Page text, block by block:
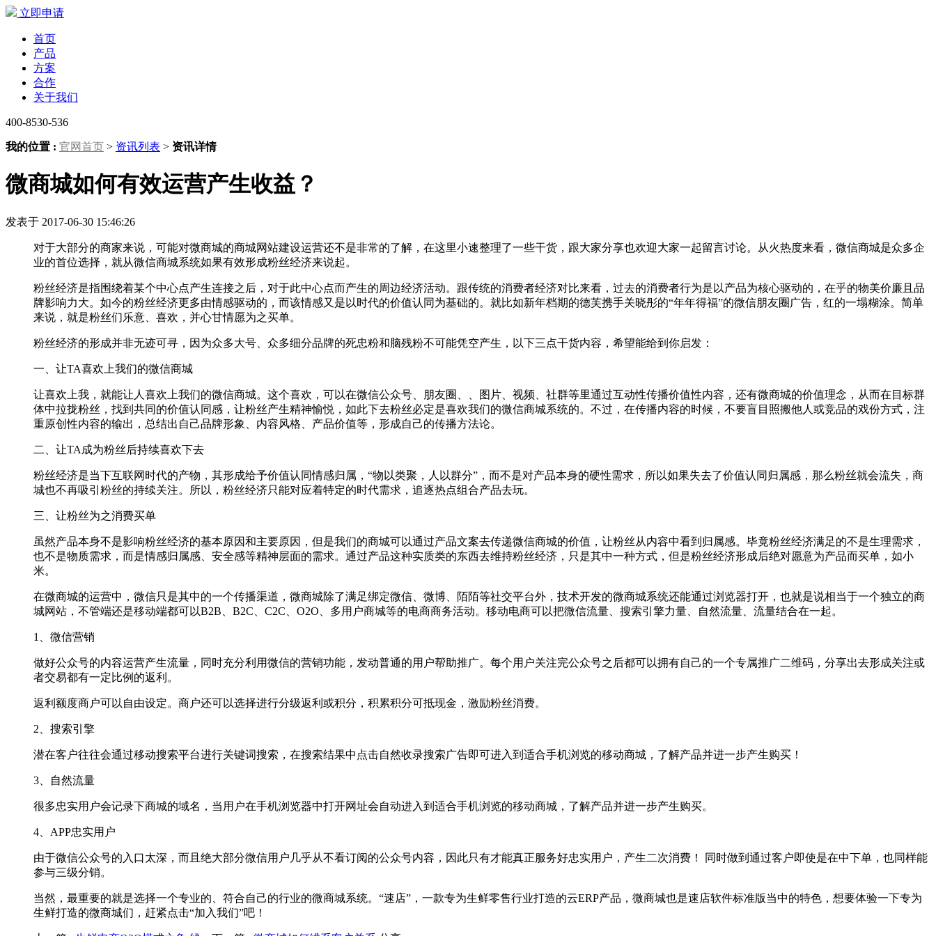
立即申请
首页
产品
方案
合作
关于我们
400-8530-536
我的位置 : 官网首页 > 资讯列表 > 资讯详情
微商城如何有效运营产生收益？
发表于 2017-06-30 15:46:26
对于大部分的商家来说，可能对微商城的商城网站建设运营还不是非常的了解，在这里小速整理了一些干货，跟大家分享也欢迎大家一起留言讨论。从火热度来看，微信商城是众多企
业的首位选择，就从微信商城系统如果有效形成粉丝经济来说起。
粉丝经济是指围绕着某个中心点产生连接之后，对于此中心点而产生的周边经济活动。跟传统的消费者经济对比来看，过去的消费者行为是以产品为核心驱动的，在乎的物美价廉且品
牌影响力大。如今的粉丝经济更多由情感驱动的，而该情感又是以时代的价值认同为基础的。就比如新年档期的德芙携手关晓彤的“年年得福”的微信朋友圈广告，红的一塌糊涂。简单
来说，就是粉丝们乐意、喜欢，并心甘情愿为之买单。
粉丝经济的形成并非无迹可寻，因为众多大号、众多细分品牌的死忠粉和脑残粉不可能凭空产生，以下三点干货内容，希望能给到你启发：
一、让TA喜欢上我们的微信商城
让喜欢上我，就能让人喜欢上我们的微信商城。这个喜欢，可以在微信公众号、朋友圈、、图片、视频、社群等里通过互动性传播价值性内容，还有微商城的价值理念，从而在目标群
体中拉拢粉丝，找到共同的价值认同感，让粉丝产生精神愉悦，如此下去粉丝必定是喜欢我们的微信商城系统的。不过，在传播内容的时候，不要盲目照搬他人或竞品的戏份方式，注
重原创性内容的输出，总结出自己品牌形象、内容风格、产品价值等，形成自己的传播方法论。
二、让TA成为粉丝后持续喜欢下去
粉丝经济是当下互联网时代的产物，其形成给予价值认同情感归属，“物以类聚，人以群分”，而不是对产品本身的硬性需求，所以如果失去了价值认同归属感，那么粉丝就会流失，商
城也不再吸引粉丝的持续关注。所以，粉丝经济只能对应着特定的时代需求，追逐热点组合产品去玩。
三、让粉丝为之消费买单
虽然产品本身不是影响粉丝经济的基本原因和主要原因，但是我们的商城可以通过产品文案去传递微信商城的价值，让粉丝从内容中看到归属感。毕竟粉丝经济满足的不是生理需求，
也不是物质需求，而是情感归属感、安全感等精神层面的需求。通过产品这种实质类的东西去维持粉丝经济，只是其中一种方式，但是粉丝经济形成后绝对愿意为产品而买单，如小
米。
在微商城的运营中，微信只是其中的一个传播渠道，微商城除了满足绑定微信、微博、陌陌等社交平台外，技术开发的微商城系统还能通过浏览器打开，也就是说相当于一个独立的商
城网站，不管端还是移动端都可以B2B、B2C、C2C、O2O、多用户商城等的电商商务活动。移动电商可以把微信流量、搜索引擎力量、自然流量、流量结合在一起。
1、微信营销
做好公众号的内容运营产生流量，同时充分利用微信的营销功能，发动普通的用户帮助推广。每个用户关注完公众号之后都可以拥有自己的一个专属推广二维码，分享出去形成关注或
者交易都有一定比例的返利。
返利额度商户可以自由设定。商户还可以选择进行分级返利或积分，积累积分可抵现金，激励粉丝消费。
2、搜索引擎
潜在客户往往会通过移动搜索平台进行关键词搜索，在搜索结果中点击自然收录搜索广告即可进入到适合手机浏览的移动商城，了解产品并进一步产生购买！
3、自然流量
很多忠实用户会记录下商城的域名，当用户在手机浏览器中打开网址会自动进入到适合手机浏览的移动商城，了解产品并进一步产生购买。
4、APP忠实用户
由于微信公众号的入口太深，而且绝大部分微信用户几乎从不看订阅的公众号内容，因此只有才能真正服务好忠实用户，产生二次消费！ 同时做到通过客户即使是在中下单，也同样能
参与三级分销。
当然，最重要的就是选择一个专业的、符合自己的行业的微商城系统。“速店”，一款专为生鲜零售行业打造的云ERP产品，微商城也是速店软件标准版当中的特色，想要体验一下专为
生鲜打造的微商城们，赶紧点击“加入我们”吧！